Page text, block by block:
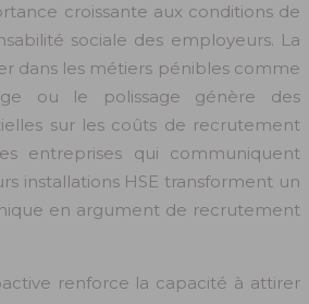
croissante aux conditions de
sociale des employeurs. La
dans les métiers pénibles comme
ou le polissage génère des
sur les coûts de recrutement
entreprises qui communiquent
installations HSE transforment un
en argument de recrutement
renforce la capacité à attirer